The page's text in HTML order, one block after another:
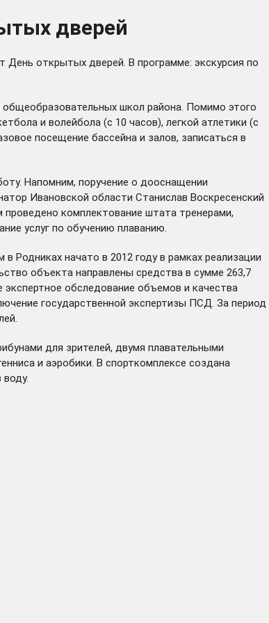
дверей
День открытых дверей. В программе: экскурсия по
школ района. Помимо этого
и волейбола (с 10 часов), легкой атлетики (с
посещение бассейна и залов, записаться в
Напомним, поручение о дооснащении
Ивановской области Станислав Воскресенский
комплектование штата тренерами,
услуг по обучению плаванию.
Родниках начато в 2012 году в рамках реализации
объекта направлены средства в сумме 263,7
обследование объемов и качества
государственной экспертизы ПСД. За период
для зрителей, двумя плавательными
и аэробики. В спорткомплексе создана